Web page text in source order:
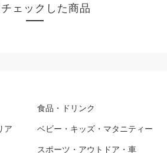
ェックした商品
食品・ドリンク
ア ベビー・キッズ・マタニティー
スポーツ・アウトドア・車